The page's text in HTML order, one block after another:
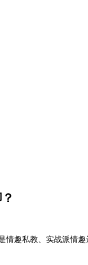
趣私教、实战派情趣